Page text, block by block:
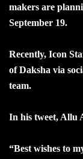
makers are
September 19.
Recently, Icon
of Daksha via
team.
In his tweet, Allu
“Best wishes to